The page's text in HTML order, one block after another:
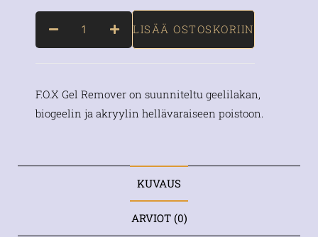
LISÄÄ OSTOSKORIIN
F.O.X Gel Remover on suunniteltu geelilakan,
biogeelin ja akryylin hellävaraiseen poistoon.
KUVAUS
ARVIOT (0)